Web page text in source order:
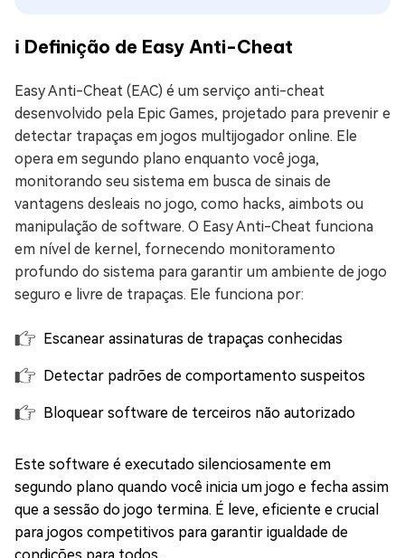
ℹ️ Definição de Easy Anti-Cheat
Easy Anti-Cheat (EAC) é um serviço anti-cheat
desenvolvido pela Epic Games, projetado para prevenir e
detectar trapaças em jogos multijogador online. Ele
opera em segundo plano enquanto você joga,
monitorando seu sistema em busca de sinais de
vantagens desleais no jogo, como hacks, aimbots ou
manipulação de software. O Easy Anti-Cheat funciona
em nível de kernel, fornecendo monitoramento
profundo do sistema para garantir um ambiente de jogo
seguro e livre de trapaças. Ele funciona por:
Escanear assinaturas de trapaças conhecidas
Detectar padrões de comportamento suspeitos
Bloquear software de terceiros não autorizado
Este software é executado silenciosamente em
segundo plano quando você inicia um jogo e fecha assim
que a sessão do jogo termina. É leve, eficiente e crucial
para jogos competitivos para garantir igualdade de